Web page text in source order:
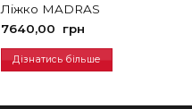
Ліжко MADRAS
7640,00
грн
Дізнатись більше